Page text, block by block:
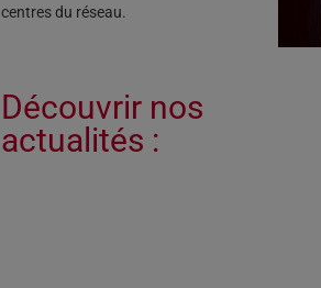
centres du réseau.
Découvrir nos
actualités :